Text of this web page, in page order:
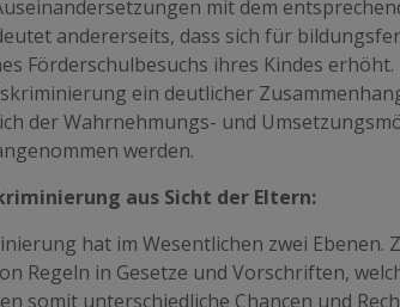
mit dem
andererseits, dass sich für
Förderschulbesuchs ihres Kindes
ein deutlicher
der Wahrnehmungs- und
werden.
aus Sicht der Eltern:
hat im Wesentlichen zwei Ebenen.
Regeln in Gesetze und Vorschriften,
somit unterschiedliche Chancen und